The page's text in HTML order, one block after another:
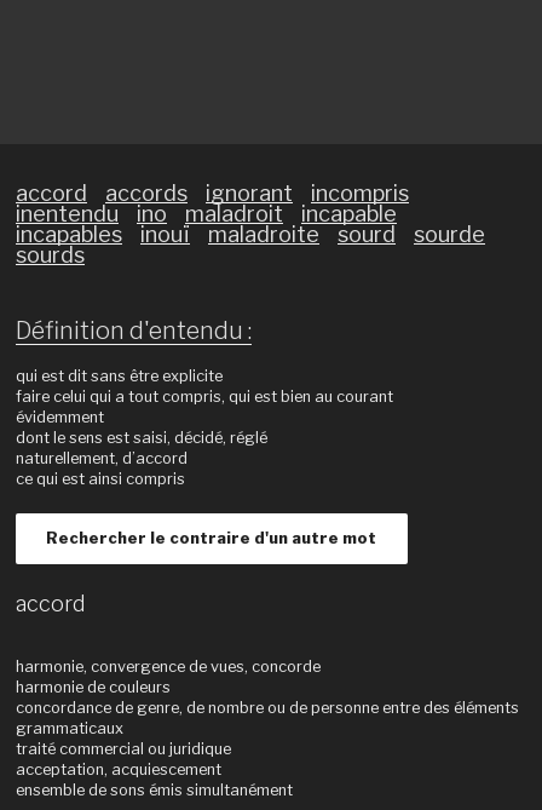
accord accords ignorant
incompris
inentendu
ino maladroit
incapable
incapables
inouï maladroite sourd
sourde
sourds
Définition d'entendu :
qui est dit sans être explicite
faire celui qui a tout compris, qui est bien au courant
évidemment
dont le sens est saisi, décidé, réglé
naturellement, d’accord
ce qui est ainsi compris
Rechercher le contraire d'un autre mot
accord
harmonie, convergence de vues, concorde
harmonie de couleurs
concordance de genre, de nombre ou de personne entre des éléments
grammaticaux
traité commercial ou juridique
acceptation, acquiescement
ensemble de sons émis simultanément